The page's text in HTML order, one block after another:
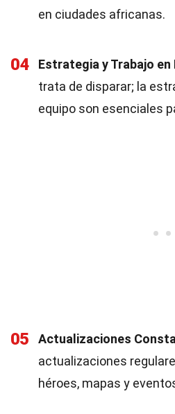
en ciudades africanas.
04 Estrategia y Trabajo en
trata de disparar; la
equipo son esenciales
05 Actualizaciones
actualizaciones
héroes, mapas y